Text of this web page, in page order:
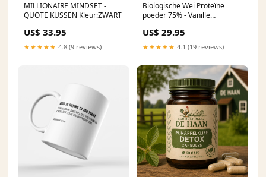
MILLIONAIRE MINDSET -
QUOTE KUSSEN Kleur:ZWART
US$ 33.95
★★★★★ 4.8 (9 reviews)
Biologische Wei Proteïne
poeder 75% - Vanille
US$ 29.95
★★★★★ 4.1 (19 reviews)